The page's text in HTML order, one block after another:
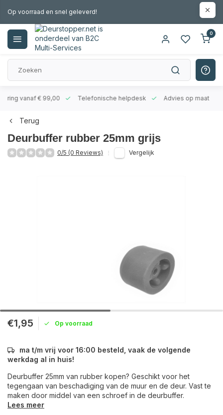
Op voorraad en snel geleverd!
0
vanaf € 99,00 Telefonische helpdesk Advies op maat
Terug
Deurbuffer rubber 25mm grijs
0/5 (0 Reviews) Vergelijk
€1,95 Op voorraad
ma t/m vrij voor 16:00 besteld, vaak de volgende
werkdag al in huis!
Deurbuffer 25mm van rubber kopen? Geschikt voor het
tegengaan van beschadiging van de muur en de deur. Vast te
maken door middel van een schroef in de deurbuffer.
Lees meer